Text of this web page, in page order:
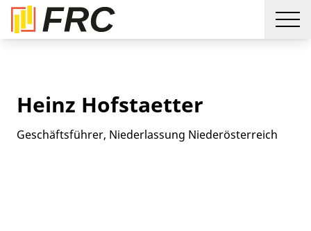
Heinz Hofstaetter
Geschäftsführer, Niederlassung Niederösterreich